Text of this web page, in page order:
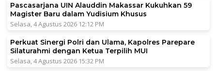
Pascasarjana UIN Alauddin Makassar Kukuhkan 59
Magister Baru dalam Yudisium Khusus
Selasa, 4 Agustus 2026 12:12 PM
Perkuat Sinergi Polri dan Ulama, Kapolres Parepare
Silaturahmi dengan Ketua Terpilih MUI
Selasa, 4 Agustus 2026 15:32 PM